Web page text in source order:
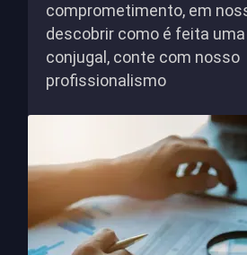
comprometimento, em
descobrir como é feita
conjugal, conte com nosso
profissionalismo